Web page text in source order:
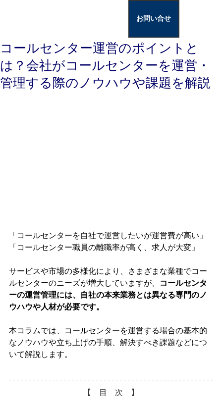
お問い合せ
コールセンター運営のポイントと
は？会社がコールセンターを運営・
管理する際のノウハウや課題を解説
「コールセンターを自社で運営したいが運営費が高い」
「コールセンター職員の離職率が高く、求人が大変」
サービスや市場の多様化により、さまざまな業種でコー
ルセンターのニーズが増大していますが、
コールセンタ
ーの運営管理には、自社の本来業務とは異なる専門のノ
ウハウや人材が必要です。
本コラムでは、コールセンターを運営する場合の基本的
なノウハウや立ち上げの手順、解決すべき課題などにつ
いて解説します。
【　目　次　】